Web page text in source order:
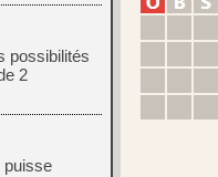
possibilités
2
puisse